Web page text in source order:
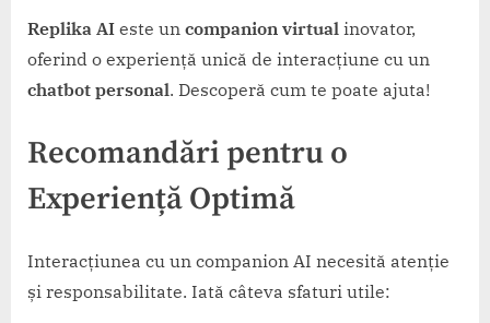
Replika AI este un companion virtual inovator,
oferind o experiență unică de interacțiune cu un
chatbot personal. Descoperă cum te poate ajuta!
Recomandări pentru o
Experiență Optimă
Interacțiunea cu un companion AI necesită atenție
și responsabilitate. Iată câteva sfaturi utile: